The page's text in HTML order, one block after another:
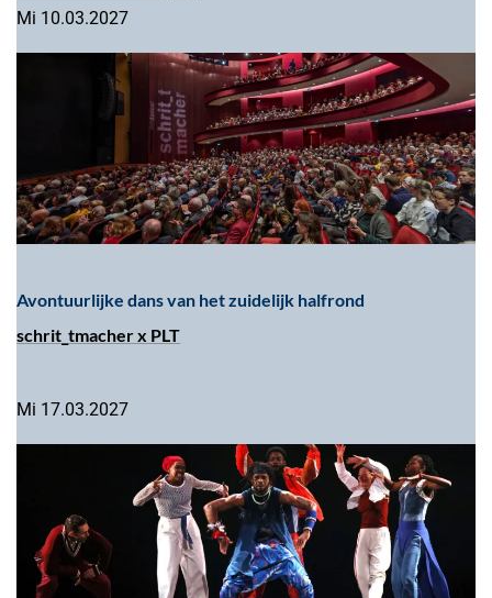
Mi 10.03.2027
Avontuurlijke dans van het zuidelijk halfrond
schrit_tmacher x PLT
Mi 17.03.2027